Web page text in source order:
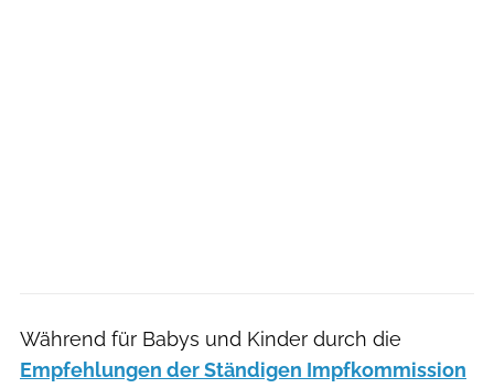
Während für Babys und Kinder durch die
Empfehlungen der Ständigen Impfkommission